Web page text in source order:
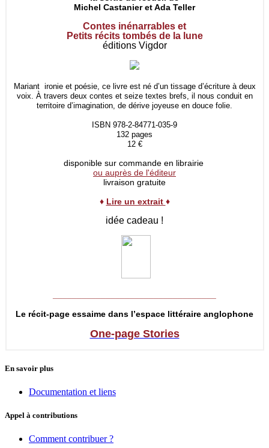
Michel Castanier et Ada Teller
Contes inénarrables et
Petits récits tombés de la lune
éditions Vigdor
Mariant ironie et poésie, ce livre est né d’un tissage d’écriture à deux
voix. À travers deux contes et seize textes brefs, il nous conduit en
territoire d’imagination, de dérive joyeuse en douce folie.
ISBN 978-2-84771-035-9
132 pages
12 €
disponible sur commande en librairie
ou auprès de l'éditeur
livraison gratuite
♦ Lire un extrait ♦
idée cadeau !
Le récit-page essaime dans l’espace littéraire anglophone
One-page Stories
En savoir plus
Documentation et liens
Appel à contributions
Comment contribuer ?